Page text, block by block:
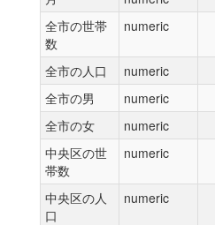
全市の世帯
数
numeric
全市の人口
numeric
全市の男
numeric
全市の女
numeric
中央区の世
帯数
numeric
中央区の人
口
numeric